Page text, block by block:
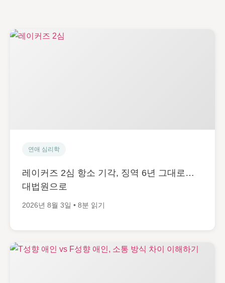
연애 심리학
레이커즈 2심 항소 기각, 징역 6년 그대로…
대법원으로
2026년 8월 3일 • 8분 읽기